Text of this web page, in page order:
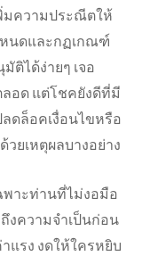
มความประณีตให้
นดและกฏเกณฑ์
ติได้ง่ายๆ เจอ
อด แต่โชคยังดีที่มี
ดล็อคเงื่อนไขหรือ
ยเหตุผลบางอย่าง
พาะท่านที่ไม่งอมือ
งความจำเป็นก่อน
แรง งดให้ใครหยิบ